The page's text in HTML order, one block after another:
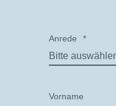
Anrede *
Vorname